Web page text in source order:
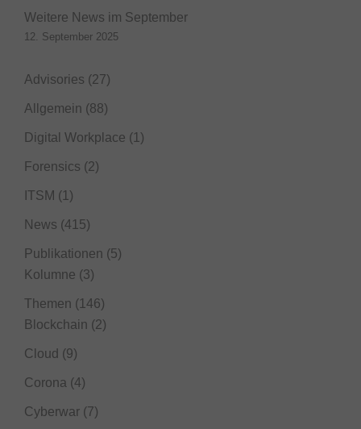
Weitere News im September
12. September 2025
Advisories (27)
Allgemein (88)
Digital Workplace (1)
Forensics (2)
ITSM (1)
News (415)
Publikationen (5)
Kolumne (3)
Themen (146)
Blockchain (2)
Cloud (9)
Corona (4)
Cyberwar (7)